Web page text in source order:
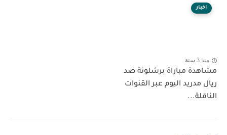
اخبار
منذ 3 سنة
مشاهدة مباراة برشلونة ضد
ريال مدريد اليوم عبر القنوات
الناقلة...